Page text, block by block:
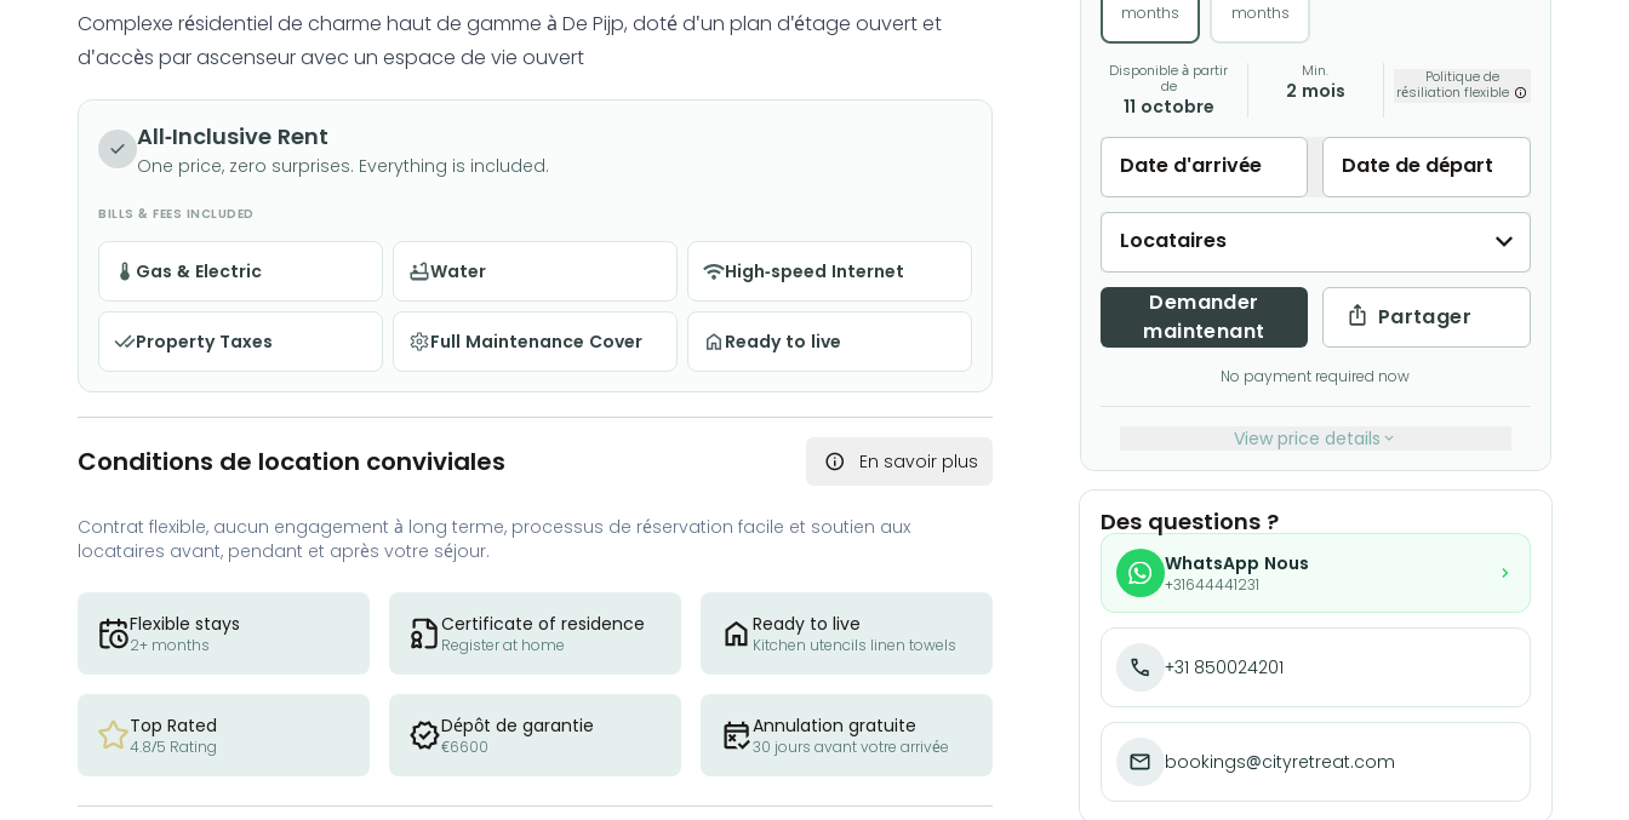
Complexe résidentiel de charme haut de gamme à De Pijp, doté d'un plan d'étage ouvert et
d'accès par ascenseur avec un espace de vie ouvert
All-Inclusive Rent
One price, zero surprises. Everything is included.
BILLS & FEES INCLUDED
Gas & Electric Water High-speed Internet
Property Taxes Full Maintenance Cover Ready to live
Conditions de location conviviales En savoir plus
Contrat flexible, aucun engagement à long terme, processus de réservation facile et soutien aux
locataires avant, pendant et après votre séjour.
Flexible stays
2+ months
Certificate of residence
Register at home
Ready to live
Kitchen utencils linen towels
Top Rated
4.8/5 Rating
Dépôt de garantie
€6600
Annulation gratuite
30 jours avant votre arrivée
months months
Disponible à partir
de
11 octobre
Min.
2 mois
Politique de
résiliation flexible
Date d'arrivée Date de départ
Locataires
Demander
maintenant
Partager
No payment required now
View price details
Des questions ?
WhatsApp Nous
+31644441231
+31 850024201
bookings@cityretreat.com